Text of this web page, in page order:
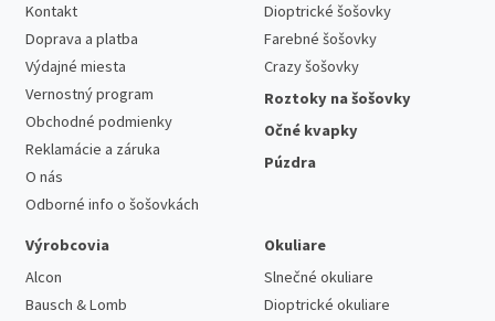
Kontakt
Doprava a platba
Výdajné miesta
Vernostný program
Obchodné podmienky
Reklamácie a záruka
O nás
Odborné info o šošovkách
Dioptrické šošovky
Farebné šošovky
Crazy šošovky
Roztoky na šošovky
Očné kvapky
Púzdra
Výrobcovia
Alcon
Bausch & Lomb
Okuliare
Slnečné okuliare
Dioptrické okuliare